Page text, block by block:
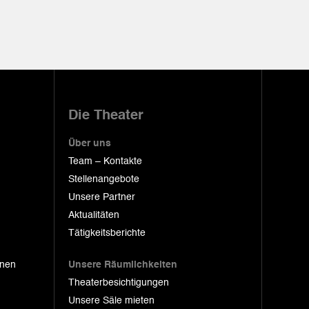
Die Theater
Über uns
Team – Kontakte
Stellenangebote
Unsere Partner
Aktualitäten
Tätigkeitsberichte
Unsere Räumlichkeiten
Theaterbesichtigungen
Unsere Säle mieten